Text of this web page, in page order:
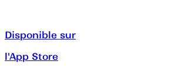
Disponible sur
l'App Store